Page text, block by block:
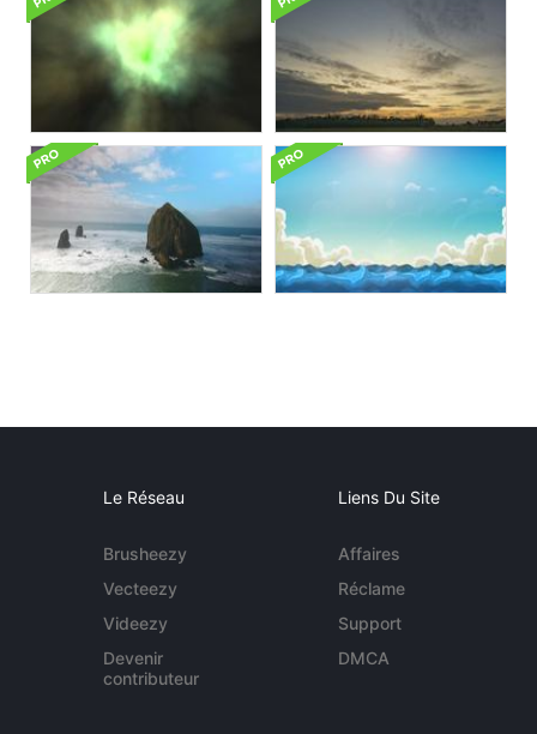
Le Réseau
Brusheezy
Vecteezy
Videezy
Devenir
contributeur
Liens Du Site
Affaires
Réclame
Support
DMCA